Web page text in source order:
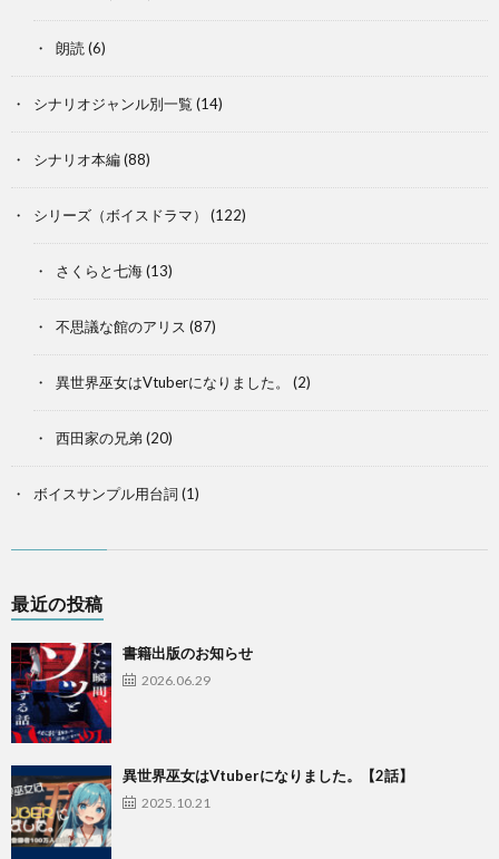
朗読 (6)
シナリオジャンル別一覧 (14)
シナリオ本編(88)
シリーズ（ボイスドラマ） (122)
さくらと七海(13)
不思議な館のアリス (87)
異世界巫女はVtuberになりました。 (2)
西田家の兄弟(20)
ボイスサンプル用台詞 (1)
最近の投稿
書籍出版のお知らせ
2026.06.29
異世界巫女はVtuberになりました。【2話】
2025.10.21